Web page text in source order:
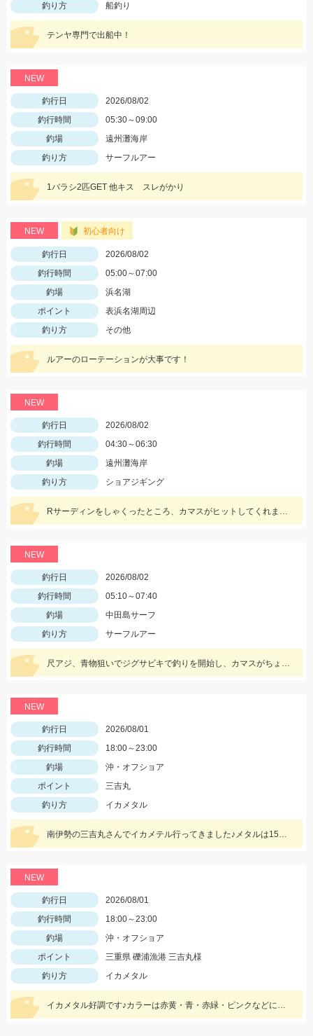
釣り方
船釣り
テンヤ専門で出船中！
NEW
釣行日
2026/08/02
釣行時間
05:30～09:00
釣場
遠州灘海岸
釣り方
サーフルアー
1バラシ2匹GET 他キス スレがかり
NEW 初心者向け
釣行日
2026/08/02
釣行時間
05:00～07:00
釣場
浜名湖
ポイント
表浜名湖周辺
釣り方
その他
ルアーのローテーションが大事です！
NEW
釣行日
2026/08/02
釣行時間
04:30～06:30
釣場
遠州灘海岸
釣り方
ショアジギング
Rサーディンをしゃくったところ、カマスがヒットしてくれました。魚に感謝です。 新色のマイスターブルーカラーで釣れ嬉しい1匹です。
NEW
釣行日
2026/08/02
釣行時間
05:10～07:40
釣場
中田島サーフ
釣り方
サーフルアー
尺アジ、青物狙いでジグサビキで釣りを開始し、カマスがちょこちょこ釣れるものの、狙いの魚は釣れず…。そこで先週、スズキ、イシモチを釣ることができたモッチーリグをセット！スパテラを使ってシャクりながら誘っていると、ゴンっと強い当たりがあり、なかなか歯ごたえのある引きを楽しみながら慎重に引き上げると、正体はマゴチでした。人生初マゴチの喜びと、モッチーリグで釣れたことの驚きでとても充実した釣行でした。絡まないし、ちゃんと釣れるし、モッチーリグに心から感謝しています( ´ ▽ ` )ﾉ
NEW
釣行日
2026/08/01
釣行時間
18:00～23:00
釣場
沖・オフショア
ポイント
三吉丸
釣り方
イカメタル
南伊勢の三吉丸さんでイカメテル行ってきました♪メタルは15～25号！！ヒットカラーは定番の赤緑、オレンジブラックゼブラ、ケイムラブルーなどに好反応♬マイカのサイズも大きくなってきており数、型ともに狙える今がベストタイミングです!(^^)!
NEW
釣行日
2026/08/01
釣行時間
18:00～23:00
釣場
沖・オフショア
ポイント
三重県 礫浦漁港 三吉丸様
釣り方
イカメタル
イカメタル好調です♪カラーは赤黄・青・赤緑・ピンクなどに好反応！20～10ｍでもよく釣れるので、15号以下の軽いメタルもあるといいです‼